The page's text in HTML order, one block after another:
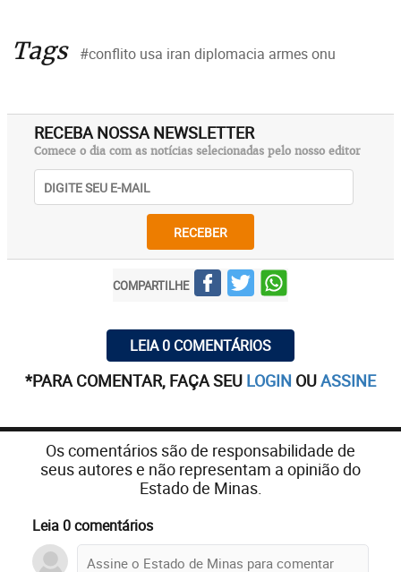
Tags #conflito usa iran diplomacia armes onu
RECEBA NOSSA NEWSLETTER
Comece o dia com as notícias selecionadas pelo nosso editor
RECEBER
COMPARTILHE
LEIA 0 COMENTÁRIOS
*PARA COMENTAR, FAÇA SEU LOGIN OUASSINE
Os comentários são de responsabilidade de
seus autores e não representam a opinião do
Estado de Minas.
Leia 0 comentários